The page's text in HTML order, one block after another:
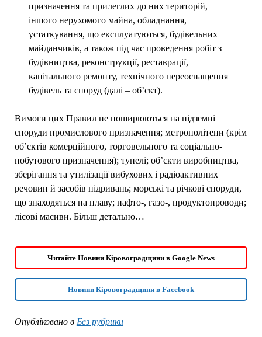
призначення та прилеглих до них територій,
іншого нерухомого майна, обладнання,
устаткування, що експлуатуються, будівельних
майданчиків, а також під час проведення робіт з
будівництва, реконструкції, реставрації,
капітального ремонту, технічного переоснащення
будівель та споруд (далі – об’єкт).
Вимоги цих Правил не поширюються на підземні
споруди промислового призначення; метрополітени (крім
об’єктів комерційного, торговельного та соціально-
побутового призначення); тунелі; об’єкти виробництва,
зберігання та утилізації вибухових і радіоактивних
речовин й засобів підривань; морські та річкові споруди,
що знаходяться на плаву; нафто-, газо-, продуктопроводи;
лісові масиви. Більш детально…
Читайте Новини Кіровоградщини в Google News
Новини Кіровоградщини в Facebook
Опубліковано в Без рубрики